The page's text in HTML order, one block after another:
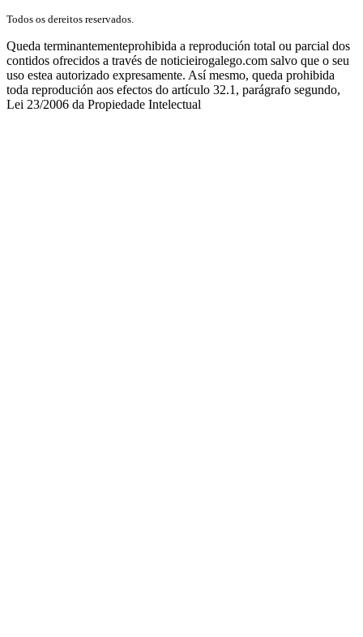
Todos os dereitos reservados.
Queda terminantementeprohibida a reprodución total ou parcial dos
contidos ofrecidos a través de noticieirogalego.com salvo que o seu
uso estea autorizado expresamente. Así mesmo, queda prohibida
toda reprodución aos efectos do artículo 32.1, parágrafo segundo,
Lei 23/2006 da Propiedade Intelectual